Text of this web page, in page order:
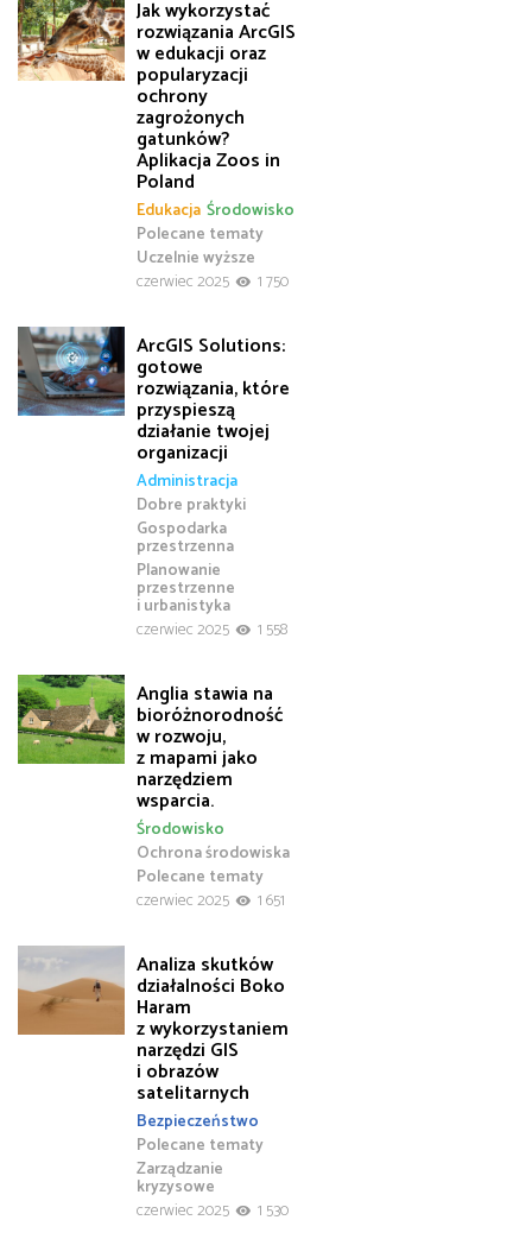
Jak wykorzystać
rozwiązania ArcGIS
w edukacji oraz
popularyzacji
ochrony
zagrożonych
gatunków?
Aplikacja Zoos in
Poland
Edukacja
Polecane tematy
Środowisko
Uczelnie wyższe
czerwiec 2025
1 750
ArcGIS Solutions:
gotowe
rozwiązania, które
przyspieszą
działanie twojej
organizacji
Administracja
Dobre praktyki
Gospodarka
przestrzenna
Planowanie
przestrzenne
i urbanistyka
czerwiec 2025
1 558
Anglia stawia na
bioróżnorodność
w rozwoju,
z mapami jako
narzędziem
wsparcia.
Ochrona środowiska
Polecane tematy
Środowisko
czerwiec 2025 1 651
Analiza skutków
działalności Boko
Haram
z wykorzystaniem
narzędzi GIS
i obrazów
satelitarnych
Bezpieczeństwo
Polecane tematy
Zarządzanie
kryzysowe
czerwiec 2025
1 530